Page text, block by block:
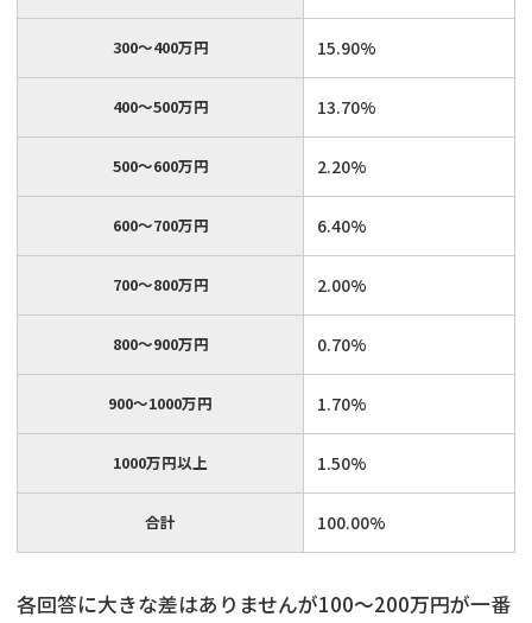
300～400万円 15.90%
400～500万円 13.70%
500～600万円 2.20%
600～700万円 6.40%
700～800万円 2.00%
800～900万円 0.70%
900～1000万円 1.70%
1000万円以上 1.50%
合計 100.00%
各回答に大きな差はありませんが100～200万円が一番